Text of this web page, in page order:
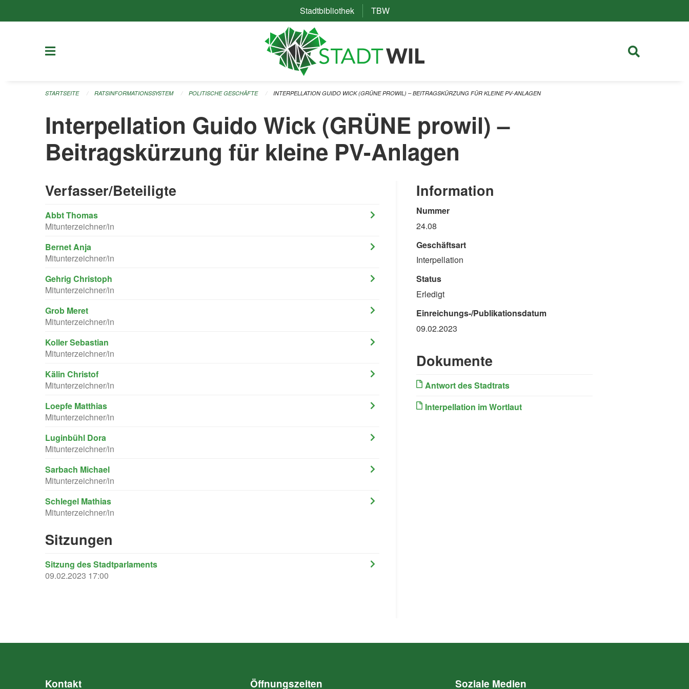
Stadtbibliothek(External Link)
TBW(External Link)
STARTSEITE RATSINFORMATIONSSYSTEM POLITISCHE GESCHÄFTE INTERPELLATION GUIDO WICK (GRÜNE PROWIL) – BEITRAGSKÜRZUNG FÜR KLEINE PV-ANLAGEN
Interpellation Guido Wick (GRÜNE prowil) –
Beitragskürzung für kleine PV-Anlagen
Verfasser/Beteiligte
Abbt Thomas
Mitunterzeichner/in
Bernet Anja
Mitunterzeichner/in
Gehrig Christoph
Mitunterzeichner/in
Grob Meret
Mitunterzeichner/in
Koller Sebastian
Mitunterzeichner/in
Kälin Christof
Mitunterzeichner/in
Loepfe Matthias
Mitunterzeichner/in
Luginbühl Dora
Mitunterzeichner/in
Sarbach Michael
Mitunterzeichner/in
Schlegel Mathias
Mitunterzeichner/in
Sitzungen
Sitzung des Stadtparlaments
09.02.2023 17:00
Information
Nummer
24.08
Geschäftsart
Interpellation
Status
Erledigt
Einreichungs-/Publikationsdatum
09.02.2023
Dokumente
Antwort des Stadtrats
Interpellation im Wortlaut
Kontakt Öffnungszeiten Soziale Medien